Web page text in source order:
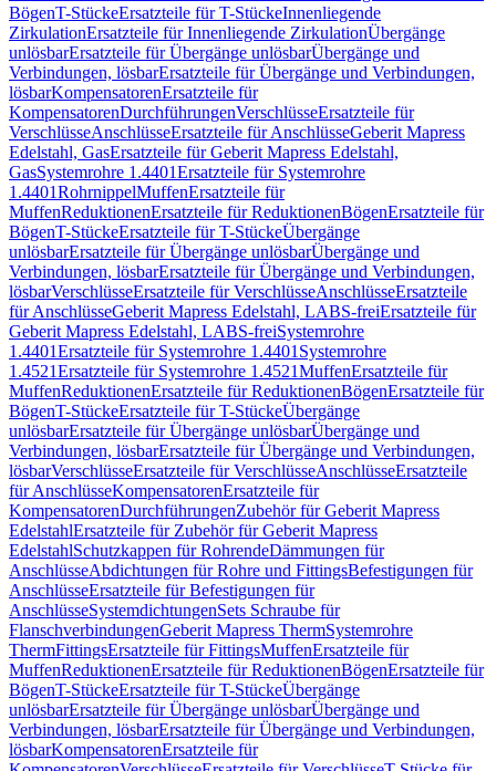
BögenT-StückeErsatzteile für T-StückeInnenliegende
ZirkulationErsatzteile für Innenliegende ZirkulationÜbergänge
unlösbarErsatzteile für Übergänge unlösbarÜbergänge und
Verbindungen, lösbarErsatzteile für Übergänge und Verbindungen,
lösbarKompensatorenErsatzteile für
KompensatorenDurchführungenVerschlüsseErsatzteile für
VerschlüsseAnschlüsseErsatzteile für AnschlüsseGeberit Mapress
Edelstahl, GasErsatzteile für Geberit Mapress Edelstahl,
GasSystemrohre 1.4401Ersatzteile für Systemrohre
1.4401RohrnippelMuffenErsatzteile für
MuffenReduktionenErsatzteile für ReduktionenBögenErsatzteile für
BögenT-StückeErsatzteile für T-StückeÜbergänge
unlösbarErsatzteile für Übergänge unlösbarÜbergänge und
Verbindungen, lösbarErsatzteile für Übergänge und Verbindungen,
lösbarVerschlüsseErsatzteile für VerschlüsseAnschlüsseErsatzteile
für AnschlüsseGeberit Mapress Edelstahl, LABS-freiErsatzteile für
Geberit Mapress Edelstahl, LABS-freiSystemrohre
1.4401Ersatzteile für Systemrohre 1.4401 Systemrohre
1.4521Ersatzteile für Systemrohre 1.4521MuffenErsatzteile für
MuffenReduktionenErsatzteile für ReduktionenBögenErsatzteile für
BögenT-StückeErsatzteile für T-StückeÜbergänge
unlösbarErsatzteile für Übergänge unlösbarÜbergänge und
Verbindungen, lösbarErsatzteile für Übergänge und Verbindungen,
lösbarVerschlüsseErsatzteile für VerschlüsseAnschlüsseErsatzteile
für AnschlüsseKompensatorenErsatzteile für
KompensatorenDurchführungenZubehör für Geberit Mapress
EdelstahlErsatzteile für Zubehör für Geberit Mapress
EdelstahlSchutzkappen für RohrendeDämmungen für
AnschlüsseAbdichtungen für Rohre und FittingsBefestigungen für
AnschlüsseErsatzteile für Befestigungen für
AnschlüsseSystemdichtungenSets Schraube für
FlanschverbindungenGeberit Mapress ThermSystemrohre
ThermFittingsErsatzteile für FittingsMuffenErsatzteile für
MuffenReduktionenErsatzteile für ReduktionenBögenErsatzteile für
BögenT-StückeErsatzteile für T-StückeÜbergänge
unlösbarErsatzteile für Übergänge unlösbarÜbergänge und
Verbindungen, lösbarErsatzteile für Übergänge und Verbindungen,
lösbarKompensatorenErsatzteile für